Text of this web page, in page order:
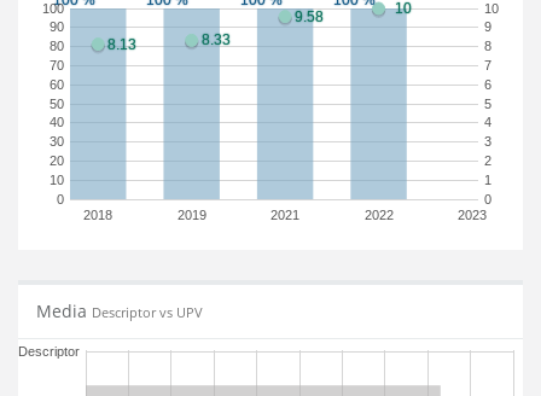
2018 2019 2021 2022 2023
0
10
20
30
40
50
60
70
80
90
100
0
1
2
3
4
5
6
7
8
9
10
Media Descriptor vs UPV
Descriptor